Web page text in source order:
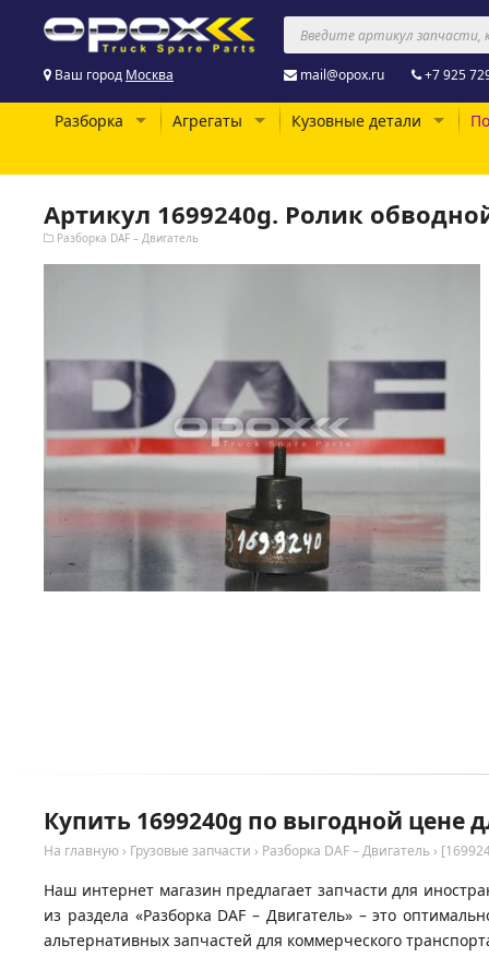
Ваш город Москва mail@opox.ru +7 925
Разборка Агрегаты Кузовные детали
Артикул 1699240g. Ролик
Разборка DAF – Двигатель
Купить 1699240g по выгодной цене
На главную › Грузовые запчасти › Разборка DAF – Двигатель ›
Наш интернет магазин предлагает запчасти для
из раздела «Разборка DAF – Двигатель» – это
альтернативных запчастей для коммерческого